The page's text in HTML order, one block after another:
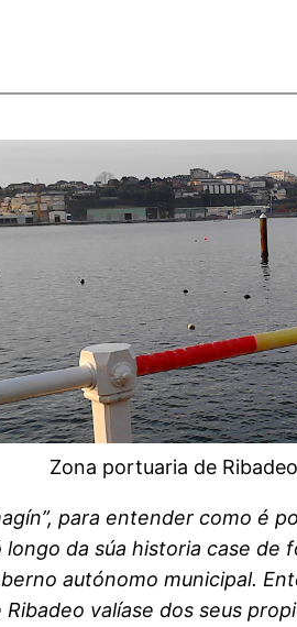
Zona portuaria de
para entender como é
da súa historia case de
autónomo municipal.
valíase dos seus